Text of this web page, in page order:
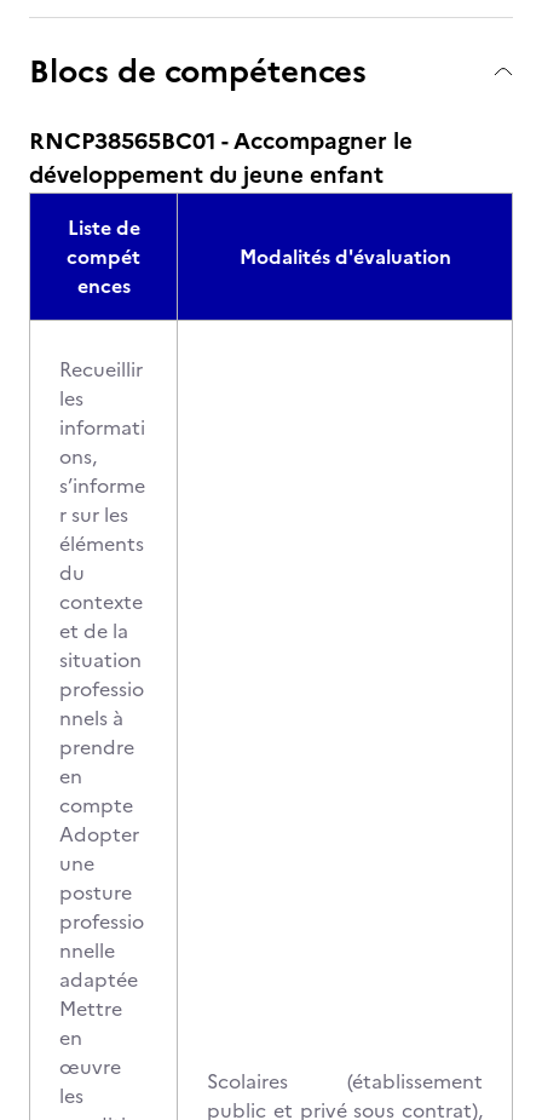
Blocs de compétences
RNCP38565BC01 - Accompagner le
développement du jeune enfant
Liste de
compét
ences
Modalités d'évaluation
Recueillir
les
informati
ons,
s’informe
r sur les
éléments
du
contexte
et de la
situation
professio
nnels à
prendre
en
compte
Adopter
une
posture
professio
nnelle
adaptée
Mettre
en
œuvre
les
Scolaires (établissement
public et privé sous contrat),